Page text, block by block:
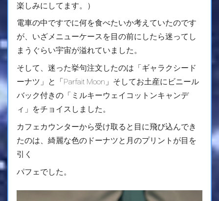
楽しみにしてます。）
電車の中ですでに何を食べたいか考えていたのです
が、いざメニューケースを目の前にしたら迷ってし
まうぐらい宇宙が溢れていました。
そして、迷った挙句注文したのは「ギャラクシード
ーナツ」と「Parfait Moon」そしてお土産にビニール
バック付きの「ミルキーウェイコットンキャンデ
ィ」をチョイスしました。
カフェカウンターから受け取ると目に飛び込んでき
たのは、綺麗な色のドーナツと月のプリントが目を
引く
パフェでした。